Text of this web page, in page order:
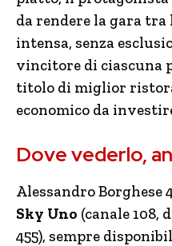
da rendere la gara
intensa, senza
vincitore di ciascuna
titolo di miglior
economico da
Dove vederlo,
Alessandro Borghese
Sky Uno (canale 108,
455), sempre